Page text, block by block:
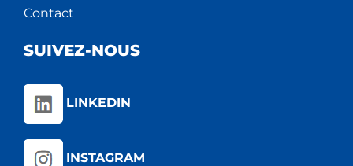
Contact
SUIVEZ-NOUS
LINKEDIN
INSTAGRAM